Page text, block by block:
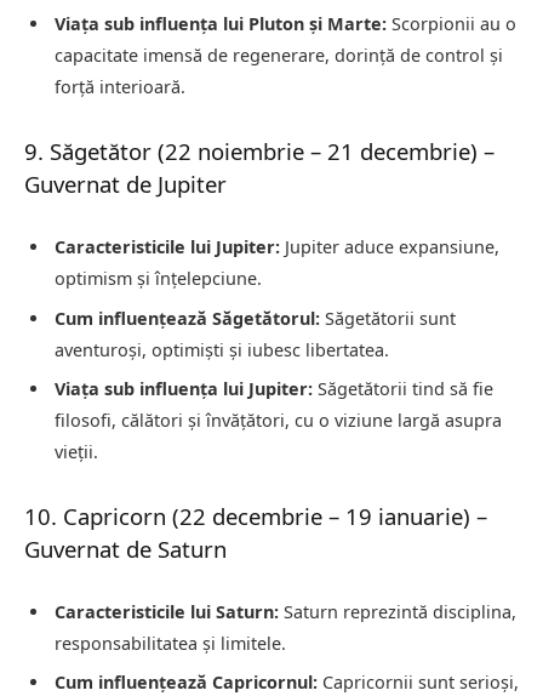
Viața sub influența lui Pluton și Marte: Scorpionii au o
capacitate imensă de regenerare, dorință de control și
forță interioară.
9. Săgetător (22 noiembrie – 21 decembrie) –
Guvernat de Jupiter
Caracteristicile lui Jupiter: Jupiter aduce expansiune,
optimism și înțelepciune.
Cum influențează Săgetătorul: Săgetătorii sunt
aventuroși, optimiști și iubesc libertatea.
Viața sub influența lui Jupiter: Săgetătorii tind să fie
filosofi, călători și învățători, cu o viziune largă asupra
vieții.
10. Capricorn (22 decembrie – 19 ianuarie) –
Guvernat de Saturn
Caracteristicile lui Saturn: Saturn reprezintă disciplina,
responsabilitatea și limitele.
Cum influențează Capricornul: Capricornii sunt serioși,